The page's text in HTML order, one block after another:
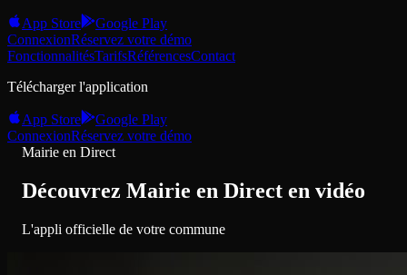
App Store
Google Play
ConnexionRéservez votre démo
FonctionnalitésTarifsRéférencesContact
Télécharger l'application
App Store
Google Play
ConnexionRéservez votre démo
Mairie en Direct
Découvrez Mairie en Direct en vidéo
L'appli officielle de votre commune